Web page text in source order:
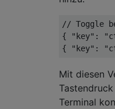
// Toggle
{ "key":
Mit diesen
Terminal